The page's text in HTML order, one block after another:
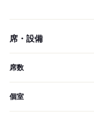
席・設備
席数
個室